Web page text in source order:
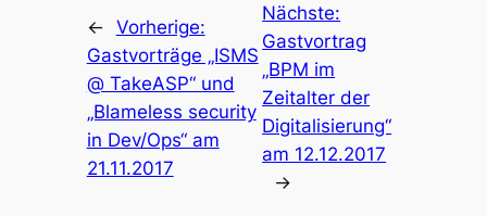
← Vorherige:
Gastvorträge „ISMS
@ TakeASP“ und
„Blameless security
in Dev/Ops“ am
21.11.2017
Nächste:
Gastvortrag
„BPM im
Zeitalter der
Digitalisierung“
am 12.12.2017
→